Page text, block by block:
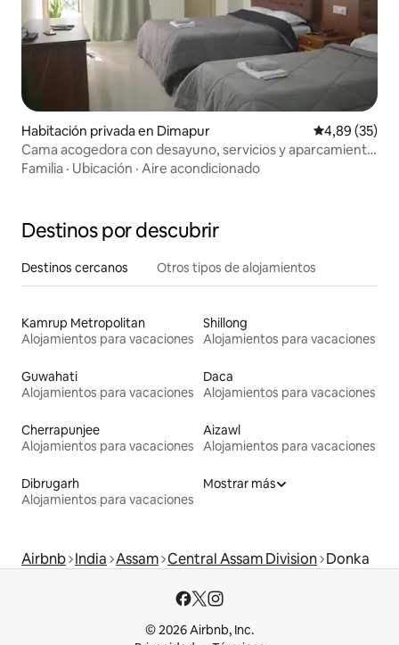
Habitación privada en Dimapur Calificación
4,89 (35)
Cama acogedora con desayuno, servicios y aparcamiento
gratuito
Familia · Ubicación · Aire acondicionado
Destinos por descubrir
Destinos cercanos Otros tipos de alojamientos
Kamrup Metropolitan
Alojamientos para vacaciones
Shillong
Alojamientos para vacaciones
Guwahati
Alojamientos para vacaciones
Daca
Alojamientos para vacaciones
Cherrapunjee
Alojamientos para vacaciones
Aizawl
Alojamientos para vacaciones
Dibrugarh
Alojamientos para vacaciones
Mostrar más
Airbnb India Assam Central Assam Division Donka
© 2026 Airbnb, Inc.